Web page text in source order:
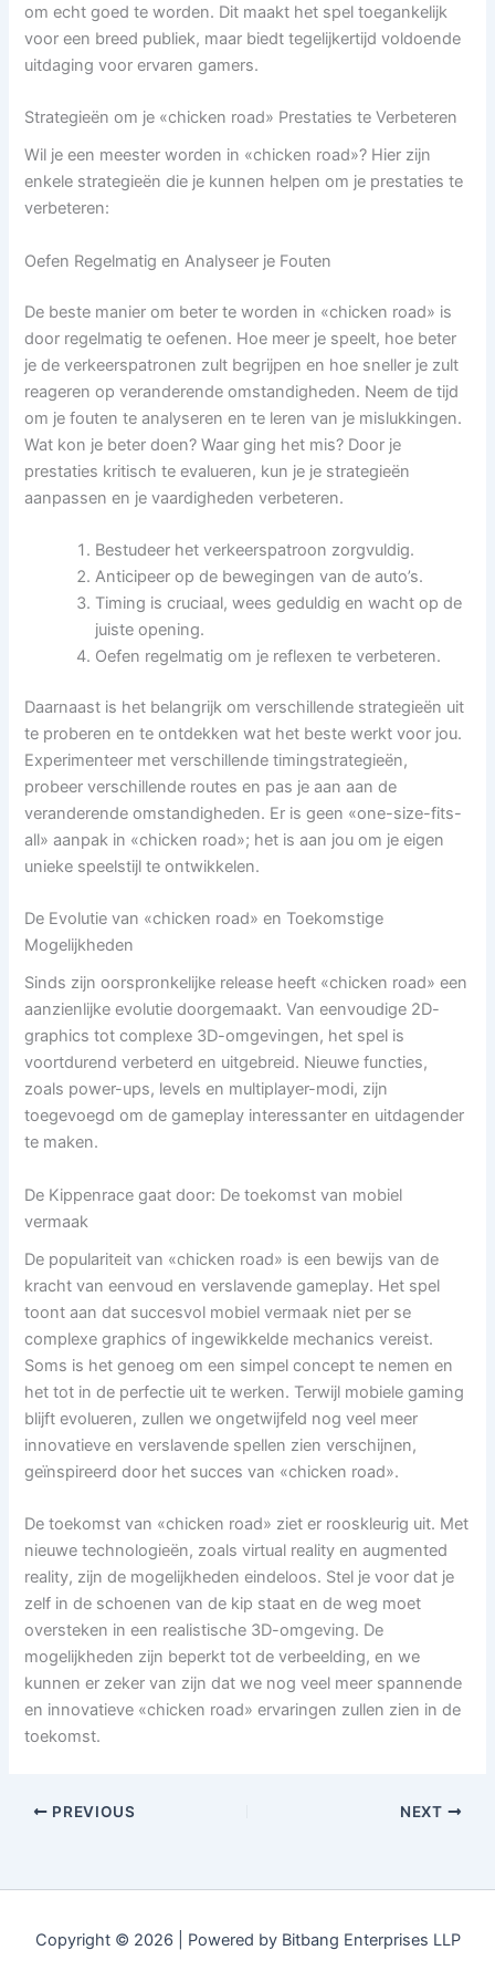
om echt goed te worden. Dit maakt het spel toegankelijk
voor een breed publiek, maar biedt tegelijkertijd voldoende
uitdaging voor ervaren gamers.
Strategieën om je «chicken road» Prestaties te Verbeteren
Wil je een meester worden in «chicken road»? Hier zijn
enkele strategieën die je kunnen helpen om je prestaties te
verbeteren:
Oefen Regelmatig en Analyseer je Fouten
De beste manier om beter te worden in «chicken road» is
door regelmatig te oefenen. Hoe meer je speelt, hoe beter
je de verkeerspatronen zult begrijpen en hoe sneller je zult
reageren op veranderende omstandigheden. Neem de tijd
om je fouten te analyseren en te leren van je mislukkingen.
Wat kon je beter doen? Waar ging het mis? Door je
prestaties kritisch te evalueren, kun je je strategieën
aanpassen en je vaardigheden verbeteren.
Bestudeer het verkeerspatroon zorgvuldig.
Anticipeer op de bewegingen van de auto’s.
Timing is cruciaal, wees geduldig en wacht op de
juiste opening.
Oefen regelmatig om je reflexen te verbeteren.
Daarnaast is het belangrijk om verschillende strategieën uit
te proberen en te ontdekken wat het beste werkt voor jou.
Experimenteer met verschillende timingstrategieën,
probeer verschillende routes en pas je aan aan de
veranderende omstandigheden. Er is geen «one-size-fits-
all» aanpak in «chicken road»; het is aan jou om je eigen
unieke speelstijl te ontwikkelen.
De Evolutie van «chicken road» en Toekomstige
Mogelijkheden
Sinds zijn oorspronkelijke release heeft «chicken road» een
aanzienlijke evolutie doorgemaakt. Van eenvoudige 2D-
graphics tot complexe 3D-omgevingen, het spel is
voortdurend verbeterd en uitgebreid. Nieuwe functies,
zoals power-ups, levels en multiplayer-modi, zijn
toegevoegd om de gameplay interessanter en uitdagender
te maken.
De Kippenrace gaat door: De toekomst van mobiel
vermaak
De populariteit van «chicken road» is een bewijs van de
kracht van eenvoud en verslavende gameplay. Het spel
toont aan dat succesvol mobiel vermaak niet per se
complexe graphics of ingewikkelde mechanics vereist.
Soms is het genoeg om een simpel concept te nemen en
het tot in de perfectie uit te werken. Terwijl mobiele gaming
blijft evolueren, zullen we ongetwijfeld nog veel meer
innovatieve en verslavende spellen zien verschijnen,
geïnspireerd door het succes van «chicken road».
De toekomst van «chicken road» ziet er rooskleurig uit. Met
nieuwe technologieën, zoals virtual reality en augmented
reality, zijn de mogelijkheden eindeloos. Stel je voor dat je
zelf in de schoenen van de kip staat en de weg moet
oversteken in een realistische 3D-omgeving. De
mogelijkheden zijn beperkt tot de verbeelding, en we
kunnen er zeker van zijn dat we nog veel meer spannende
en innovatieve «chicken road» ervaringen zullen zien in de
toekomst.
PREVIOUS NEXT
Copyright © 2026 | Powered by Bitbang Enterprises LLP